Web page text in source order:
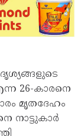
26-കാരനെ
മൃതദേഹം
നാട്ടുകാർ